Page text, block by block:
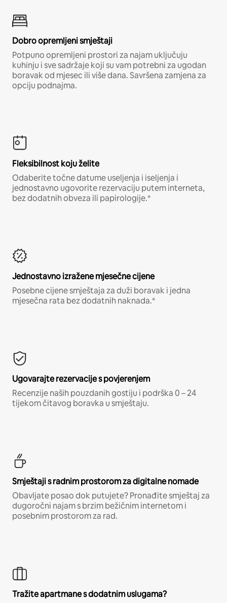
Dobro opremljeni smještaji
Potpuno opremljeni prostori za najam uključuju
kuhinju i sve sadržaje koji su vam potrebni za ugodan
boravak od mjesec ili više dana. Savršena zamjena za
opciju podnajma.
Fleksibilnost koju želite
Odaberite točne datume useljenja i iseljenja i
jednostavno ugovorite rezervaciju putem interneta,
bez dodatnih obveza ili papirologije.*
Jednostavno izražene mjesečne cijene
Posebne cijene smještaja za duži boravak i jedna
mjesečna rata bez dodatnih naknada.*
Ugovarajte rezervacije s povjerenjem
Recenzije naših pouzdanih gostiju i podrška 0 – 24
tijekom čitavog boravka u smještaju.
Smještaji s radnim prostorom za digitalne nomade
Obavljate posao dok putujete? Pronađite smještaj za
dugoročni najam s brzim bežičnim internetom i
posebnim prostorom za rad.
Tražite apartmane s dodatnim uslugama?